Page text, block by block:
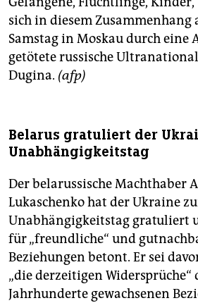
sich in diesem Zusammenhang
Samstag in Moskau durch eine
getötete russische
Dugina. (afp)
Belarus gratuliert der
Unabhängigkeitstag
Der belarussische Machthaber
Lukaschenko hat der Ukraine
Unabhängigkeitstag gratuliert
für „freundliche“ und
Beziehungen betont. Er sei
„die derzeitigen Widersprüche“
Jahrhunderte gewachsenen